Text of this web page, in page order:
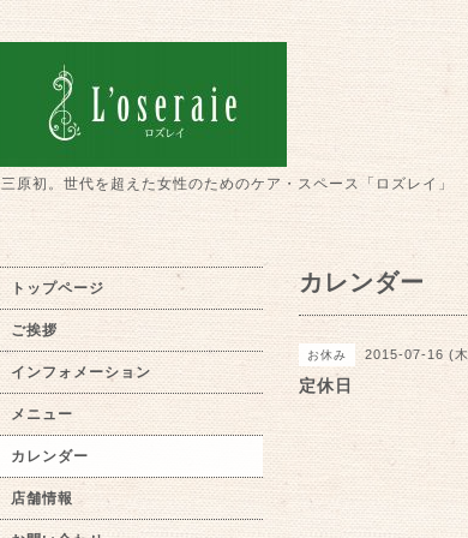
三原初。世代を超えた女性のためのケア・スペース「ロズレイ」
カレンダー
お休み 2015-07-16 (
定休日
トップページ
ご挨拶
インフォメーション
メニュー
カレンダー
店舗情報